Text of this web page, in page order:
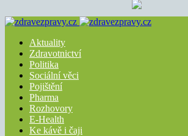
Aktuality
Zdravotnictví
Politika
Sociální věci
Pojištění
Pharma
Rozhovory
E-Health
Ke kávě i čaji